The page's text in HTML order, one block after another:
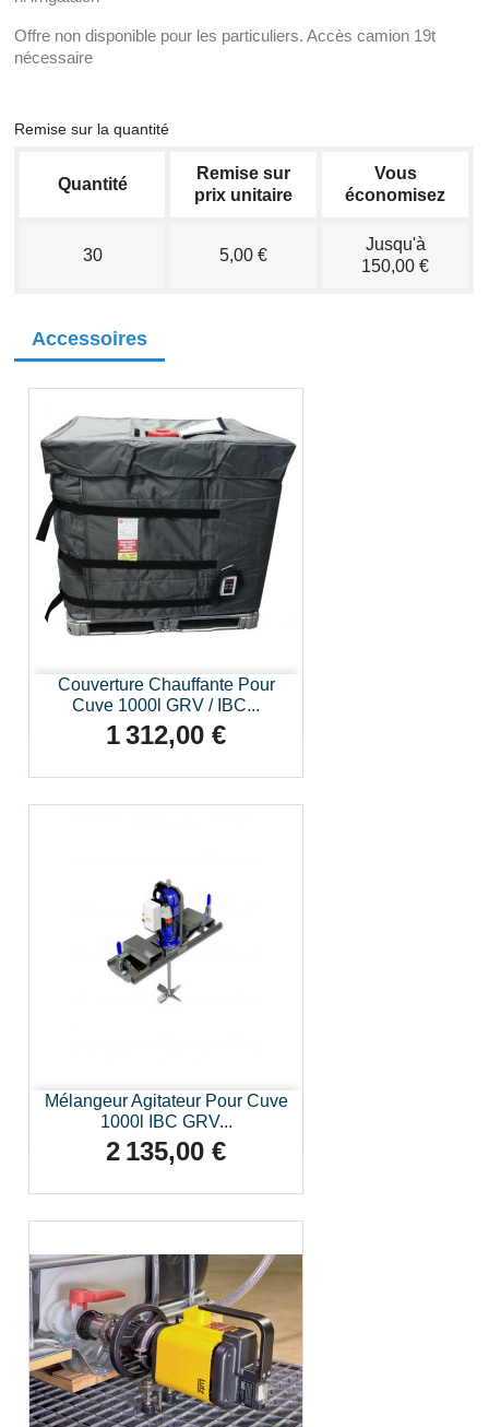
Offre non disponible pour les particuliers. Accès camion 19t
nécessaire
Remise sur la quantité
Quantité
Remise sur
prix unitaire
Vous
économisez
30 5,00 €
Jusqu'à
150,00 €
Accessoires
Couverture Chauffante Pour
Cuve 1000l GRV / IBC...
Prix
1 312,00 €
Mélangeur Agitateur Pour Cuve
1000l IBC GRV...
Prix
2 135,00 €